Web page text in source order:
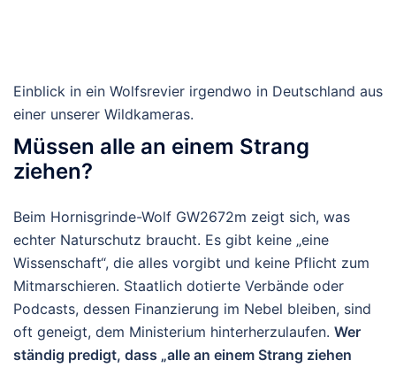
Einblick in ein Wolfsrevier irgendwo in Deutschland aus
einer unserer Wildkameras.
Müssen alle an einem Strang
ziehen?
Beim Hornisgrinde-Wolf GW2672m zeigt sich, was
echter Naturschutz braucht. Es gibt keine „eine
Wissenschaft“, die alles vorgibt und keine Pflicht zum
Mitmarschieren. Staatlich dotierte Verbände oder
Podcasts, dessen Finanzierung im Nebel bleiben, sind
oft geneigt, dem Ministerium hinterherzulaufen. Wer
ständig predigt, dass „alle an einem Strang ziehen